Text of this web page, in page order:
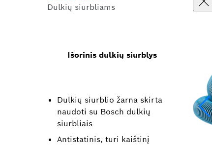
Dulkių siurbliams
Išorinis dulkių siurblys
Dulkių siurblio žarna skirta
naudoti su Bosch dulkių
siurbliais
Antistatinis, turi kaištinį